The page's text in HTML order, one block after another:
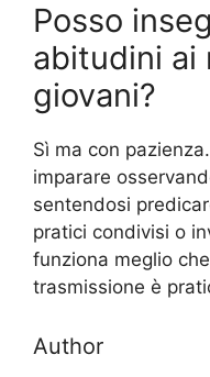
Posso
abitudini ai
giovani?
Sì ma con
imparare
sentendosi
pratici condivisi o
funziona meglio
trasmissione è
Author